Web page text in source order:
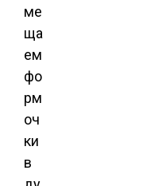
ме
ща
ем
фо
рм
оч
ки
в